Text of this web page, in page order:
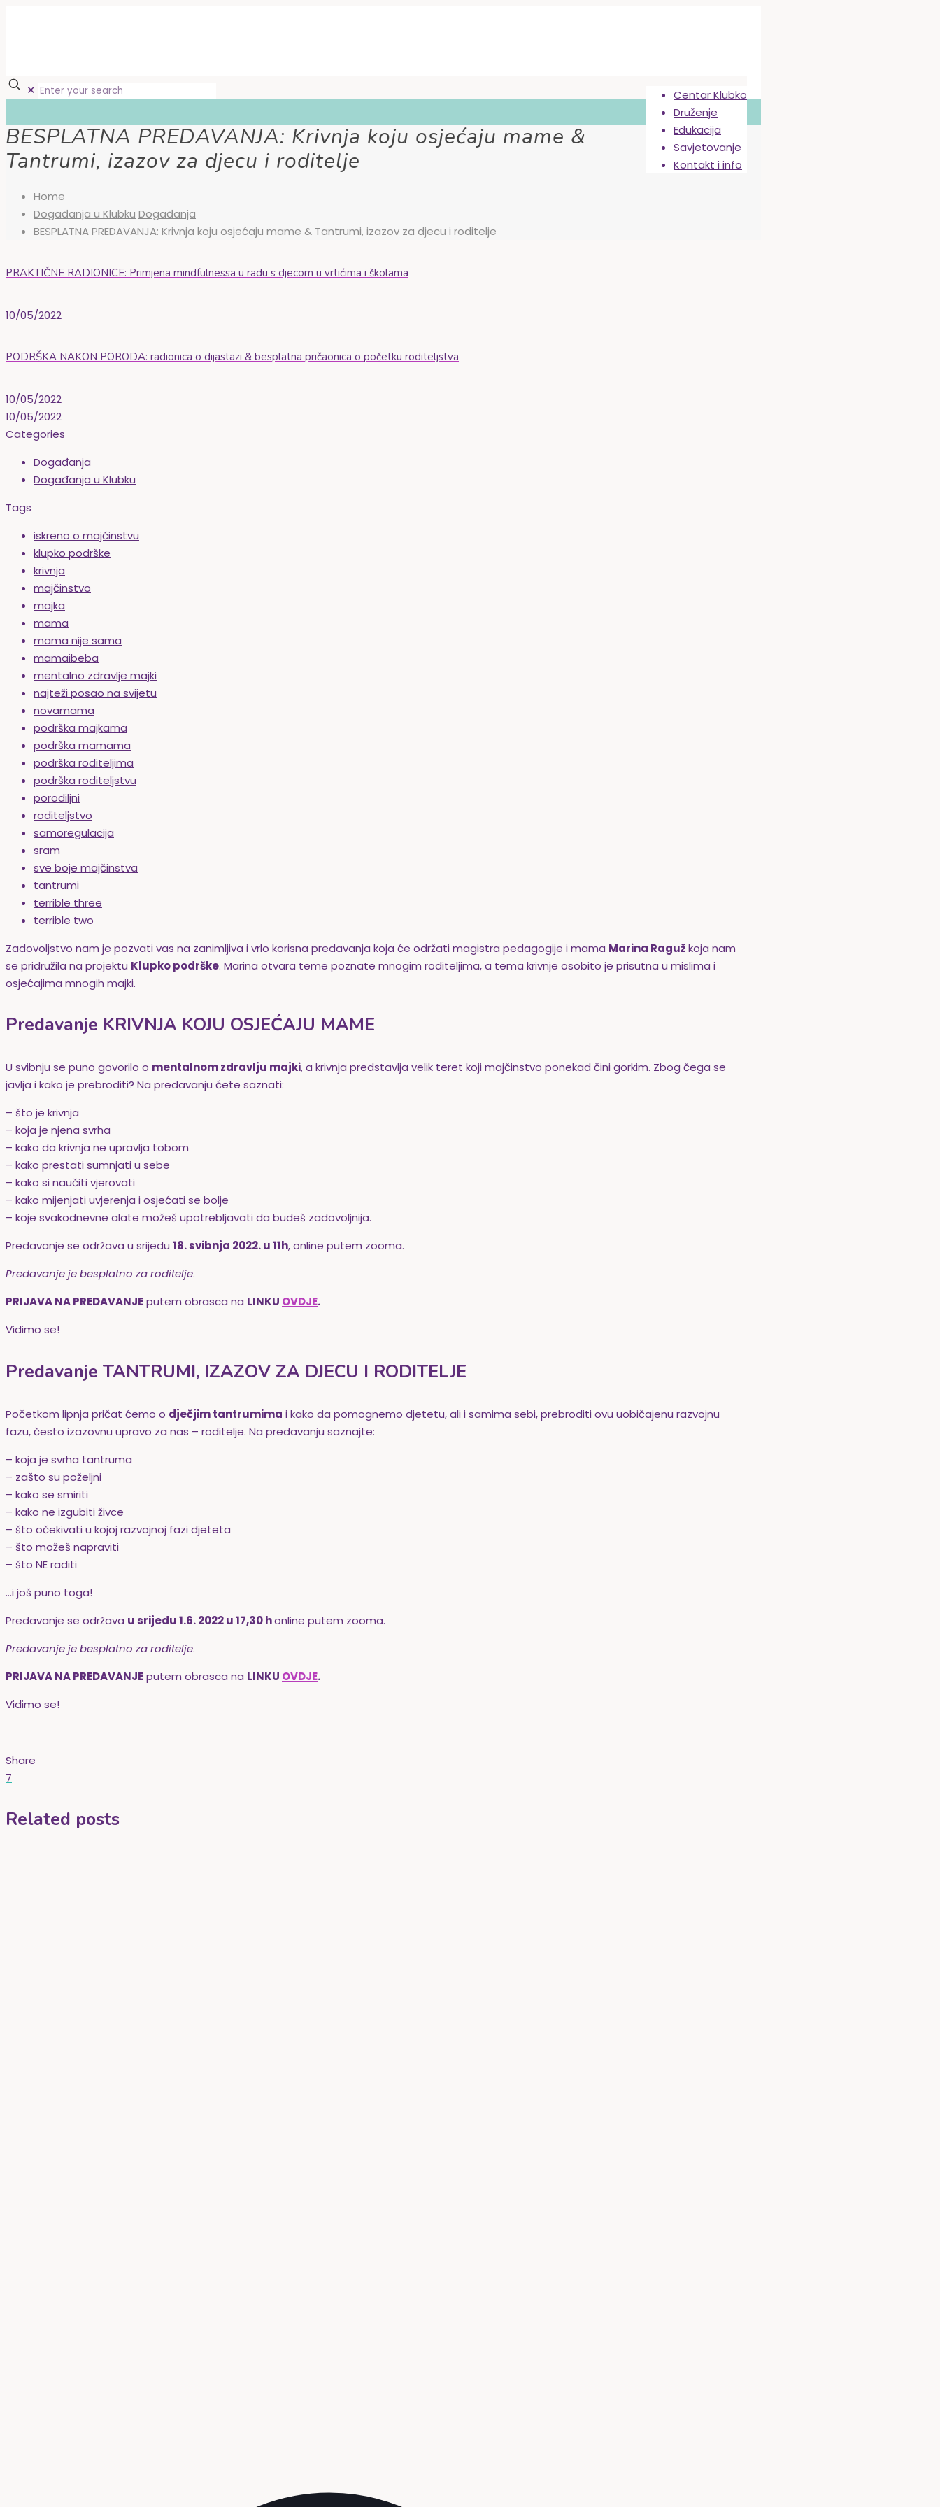
Centar Klubko
Druženje
Edukacija
Savjetovanje
Kontakt i info
✕
BESPLATNA PREDAVANJA: Krivnja koju osjećaju mame &
Tantrumi, izazov za djecu i roditelje
Home
Događanja u Klubku Događanja
BESPLATNA PREDAVANJA: Krivnja koju osjećaju mame & Tantrumi, izazov za djecu i roditelje
PRAKTIČNE RADIONICE: Primjena mindfulnessa u radu s djecom u vrtićima i školama
10/05/2022
PODRŠKA NAKON PORODA: radionica o dijastazi & besplatna pričaonica o početku roditeljstva
10/05/2022
10/05/2022
Categories
Događanja
Događanja u Klubku
Tags
iskreno o majčinstvu
klupko podrške
krivnja
majčinstvo
majka
mama
mama nije sama
mamaibeba
mentalno zdravlje majki
najteži posao na svijetu
novamama
podrška majkama
podrška mamama
podrška roditeljima
podrška roditeljstvu
porodiljni
roditeljstvo
samoregulacija
sram
sve boje majčinstva
tantrumi
terrible three
terrible two
Zadovoljstvo nam je pozvati vas na zanimljiva i vrlo korisna predavanja koja će održati magistra pedagogije i mama Marina Ragužkoja nam
se pridružila na projektu Klupko podrške. Marina otvara teme poznate mnogim roditeljima, a tema krivnje osobito je prisutna u mislima i
osjećajima mnogih majki.
Predavanje KRIVNJA KOJU OSJEĆAJU MAME
U svibnju se puno govorilo o mentalnom zdravlju majki, a krivnja predstavlja velik teret koji majčinstvo ponekad čini gorkim. Zbog čega se
javlja i kako je prebroditi? Na predavanju ćete saznati:
– što je krivnja
– koja je njena svrha
– kako da krivnja ne upravlja tobom
– kako prestati sumnjati u sebe
– kako si naučiti vjerovati
– kako mijenjati uvjerenja i osjećati se bolje
– koje svakodnevne alate možeš upotrebljavati da budeš zadovoljnija.
Predavanje se održava u srijedu 18. svibnja 2022. u 11h, online putem zooma.
Predavanje jebesplatno za roditelje.
PRIJAVA NA PREDAVANJEputem obrasca na LINKU OVDJE.
Vidimo se!
Predavanje TANTRUMI, IZAZOV ZA DJECU I RODITELJE
Početkom lipnja pričat ćemo o dječjimtantrumima i kako da pomognemo djetetu, ali i samima sebi, prebroditi ovu uobičajenu razvojnu
fazu, često izazovnu upravo za nas – roditelje. Na predavanju saznajte:
– koja je svrha tantruma
– zašto su poželjni
– kako se smiriti
– kako ne izgubiti živce
– što očekivati u kojoj razvojnoj fazi djeteta
– što možeš napraviti
– što NE raditi
…i još puno toga!
Predavanje se održava u srijedu 1.6. 2022 u 17,30 honline putem zooma.
Predavanje jebesplatno za roditelje.
PRIJAVA NA PREDAVANJEputem obrasca na LINKU OVDJE.
Vidimo se!
Share
7
Related posts